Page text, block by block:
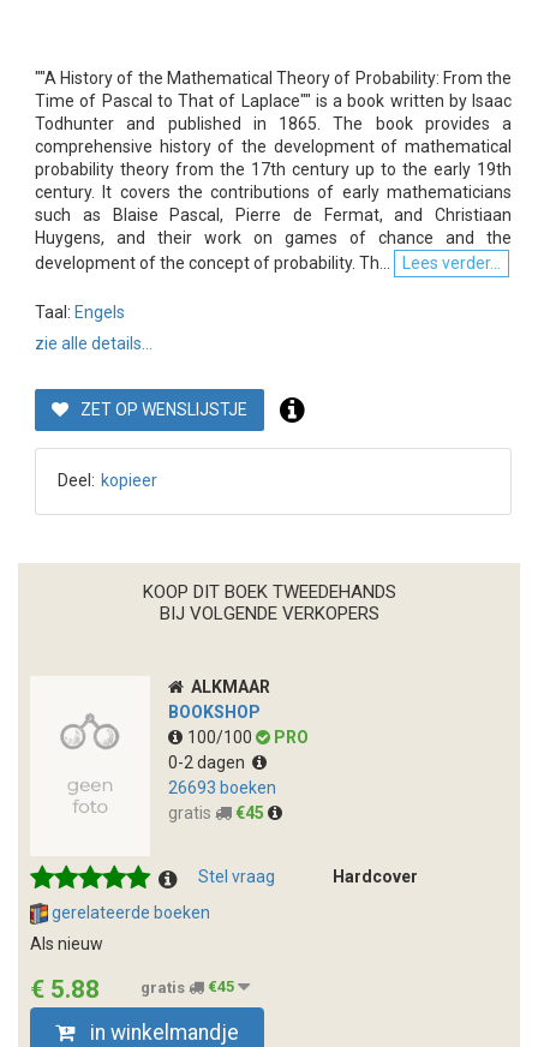
""A History of the Mathematical Theory of Probability: From the
Time of Pascal to That of Laplace"" is a book written by Isaac
Todhunter and published in 1865. The book provides a
comprehensive history of the development of mathematical
probability theory from the 17th century up to the early 19th
century. It covers the contributions of early mathematicians
such as Blaise Pascal, Pierre de Fermat, and Christiaan
Huygens, and their work on games of chance and the
development of the concept of probability. Th...
Lees verder...
Taal: Engels
zie alle details...
ZET OP WENSLIJSTJE
Deel: kopieer
KOOP DIT BOEK TWEEDEHANDS
BIJ VOLGENDE VERKOPERS
ALKMAAR
BOOKSHOP
100/100
PRO
0-2 dagen
26693 boeken
gratis
€45
Stel vraag
Hardcover
gerelateerde boeken
Als nieuw
€ 5.88 gratis €45
in winkelmandje